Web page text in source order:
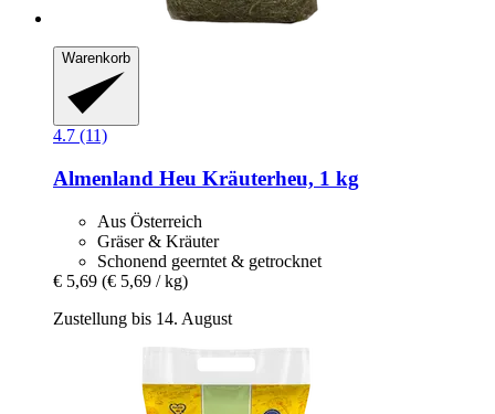
Warenkorb
4.7 (11)
Almenland Heu Kräuterheu, 1 kg
Aus Österreich
Gräser & Kräuter
Schonend geerntet & getrocknet
€ 5,69 (€ 5,69 / kg)
Zustellung bis 14. August